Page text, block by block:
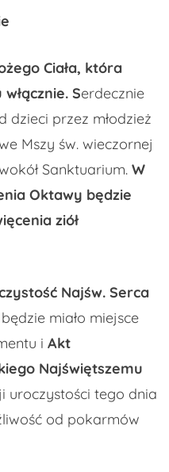
Ciała, która
Serdecznie
dzieci przez młodzież
Mszy św. wieczornej
Sanktuarium. W
Oktawy będzie
ziół
Najśw. Serca
miało miejsce
i Akt
Najświętszemu
uroczystości tego dnia
od pokarmów